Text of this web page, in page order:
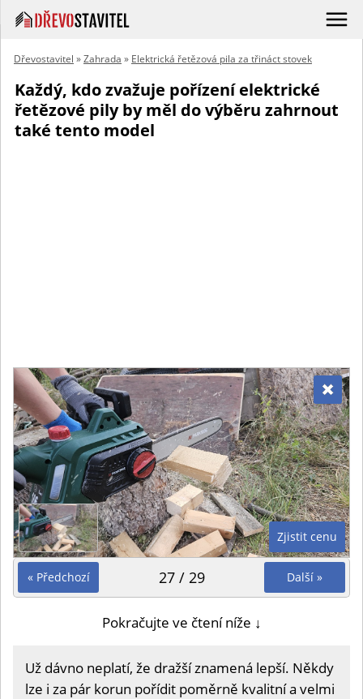
Dřevostavitel »Zahrada » Elektrická řetězová pila za třináct stovek
Každý, kdo zvažuje pořízení elektrické
řetězové pily by měl do výběru zahrnout
také tento model
Zjistit cenu
« Předchozí Další »
27 / 29
Pokračujte ve čtení níže ↓
Už dávno neplatí, že dražší znamená lepší. Někdy
lze i za pár korun pořídit poměrně kvalitní a velmi